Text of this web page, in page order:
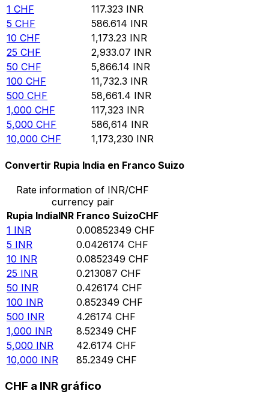
1 CHF 117.323 INR
5 CHF 586.614 INR
10 CHF 1,173.23 INR
25 CHF 2,933.07 INR
50 CHF 5,866.14 INR
100 CHF 11,732.3 INR
500 CHF 58,661.4 INR
1,000 CHF 117,323 INR
5,000 CHF 586,614 INR
10,000 CHF 1,173,230 INR
Convertir Rupia India en Franco Suizo
Rate information of INR/CHF
currency pair
Rupia IndiaINR Franco SuizoCHF
1 INR 0.00852349 CHF
5 INR 0.0426174 CHF
10 INR 0.0852349 CHF
25 INR 0.213087 CHF
50 INR 0.426174 CHF
100 INR 0.852349 CHF
500 INR 4.26174 CHF
1,000 INR 8.52349 CHF
5,000 INR 42.6174 CHF
10,000 INR 85.2349 CHF
CHF a INR gráfico